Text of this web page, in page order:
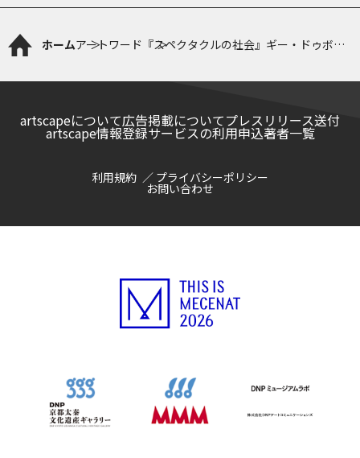
ホームアートワード 『スペクタクルの社会』ギー・ドゥボー
artscapeについて広告掲載についてプレスリリース送付
artscape情報登録サービスの利用申込著者一覧
利用規約 プライバシーポリシー
お問い合わせ